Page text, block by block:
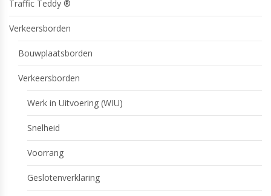
Traffic Teddy ®
Verkeersborden
Bouwplaatsborden
Verkeersborden
Werk in Uitvoering (WIU)
Snelheid
Voorrang
Geslotenverklaring